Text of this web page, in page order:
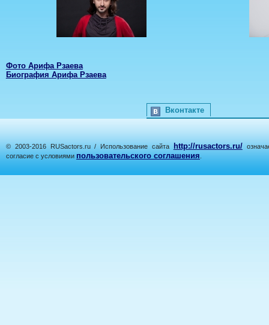
Фото Арифа Рзаева
Биография Арифа Рзаева
Вконтакте
© 2003-2016 RUSactors.ru / Использование сайта http://rusactors.ru/
согласие с условиями пользовательского соглашения